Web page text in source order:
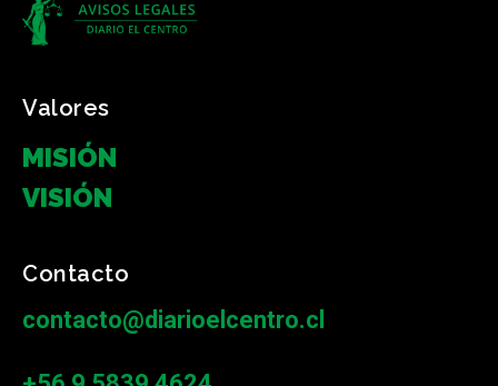
Valores
MISIÓN
VISIÓN
Contacto
contacto@diarioelcentro.cl